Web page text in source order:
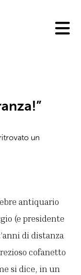
un
antiquario
(e presidente
di distanza
cofanetto
si dice, in un